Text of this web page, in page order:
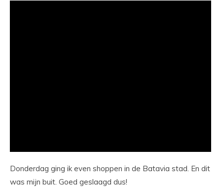
Donderdag ging ik even shoppen in de Batavia stad. En dit
was mijn buit. Goed geslaagd dus!